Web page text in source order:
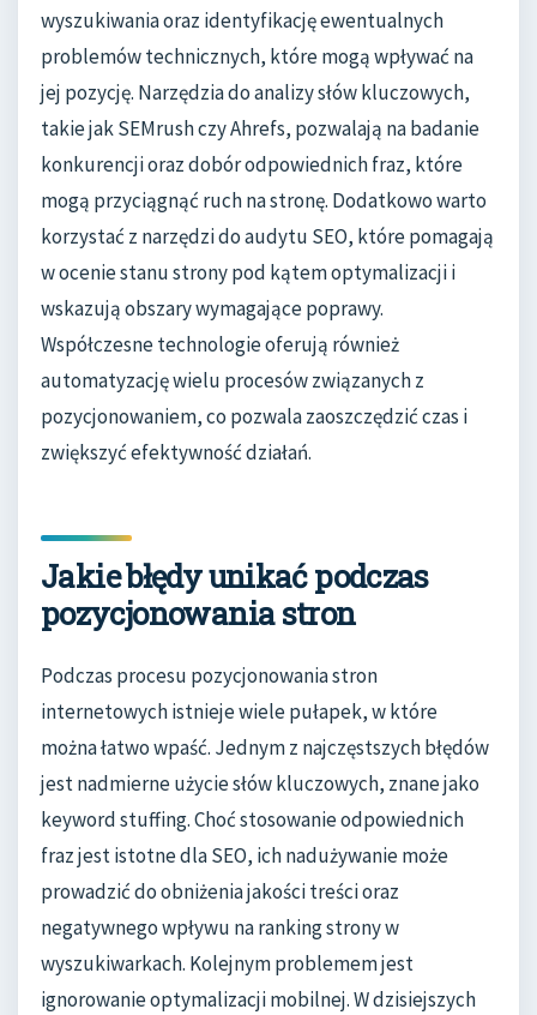
wyszukiwania oraz identyfikację ewentualnych
problemów technicznych, które mogą wpływać na
jej pozycję. Narzędzia do analizy słów kluczowych,
takie jak SEMrush czy Ahrefs, pozwalają na badanie
konkurencji oraz dobór odpowiednich fraz, które
mogą przyciągnąć ruch na stronę. Dodatkowo warto
korzystać z narzędzi do audytu SEO, które pomagają
w ocenie stanu strony pod kątem optymalizacji i
wskazują obszary wymagające poprawy.
Współczesne technologie oferują również
automatyzację wielu procesów związanych z
pozycjonowaniem, co pozwala zaoszczędzić czas i
zwiększyć efektywność działań.
Jakie błędy unikać podczas
pozycjonowania stron
Podczas procesu pozycjonowania stron
internetowych istnieje wiele pułapek, w które
można łatwo wpaść. Jednym z najczęstszych błędów
jest nadmierne użycie słów kluczowych, znane jako
keyword stuffing. Choć stosowanie odpowiednich
fraz jest istotne dla SEO, ich nadużywanie może
prowadzić do obniżenia jakości treści oraz
negatywnego wpływu na ranking strony w
wyszukiwarkach. Kolejnym problemem jest
ignorowanie optymalizacji mobilnej. W dzisiejszych